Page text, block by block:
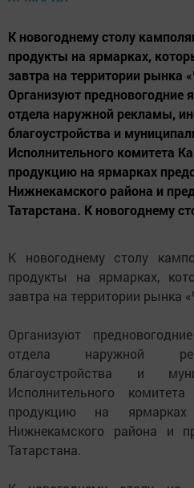
К новогоднему столу
продукты на ярмарках,
завтра на территории рынка
Организуют предновогодние
отдела наружной рекламы,
благоустройства и
Исполнительного комитета
продукцию на ярмарках
Нижнекамского района и
Татарстана. К новогоднему
К новогоднему столу
продукты на ярмарках,
завтра на территории рынка
Организуют
отдела наружной
благоустройства и
Исполнительного
продукцию на
Нижнекамского района и
Татарстана.